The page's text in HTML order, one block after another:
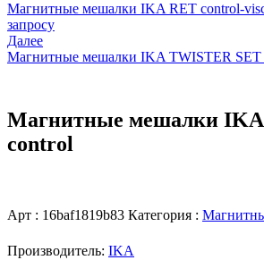
Магнитные мешалки IKA RET control-
запросу
Далее
Магнитные мешалки IKA TWISTER SET
Магнитные мешалки IKA
control
Арт : 16baf1819b83 Категория :
Производитель: IKA